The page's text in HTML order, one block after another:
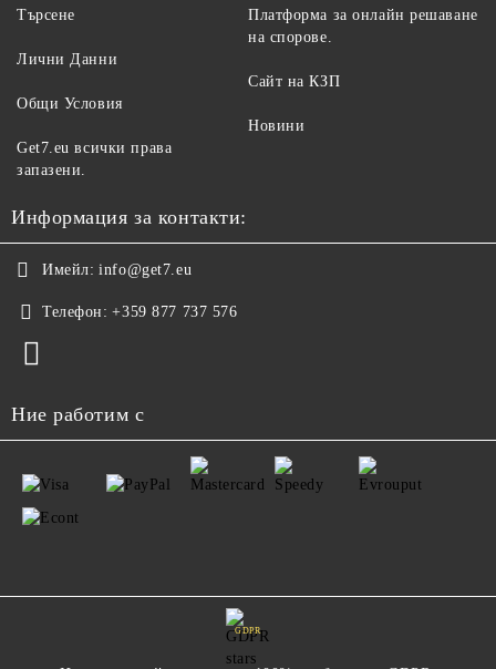
Търсене
Лични Данни
Общи Условия
Get7.eu всички права
запазени.
Платформа за онлайн решаване
на спорове.
Сайт на КЗП
Новини
Информация за контакти:
Имейл: info@get7.eu
Телефон: +359 877 737 576
Ние работим с
GDPR